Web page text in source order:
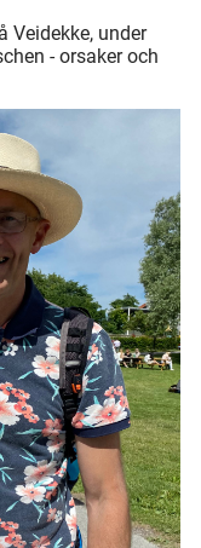
Veidekke, under
- orsaker och